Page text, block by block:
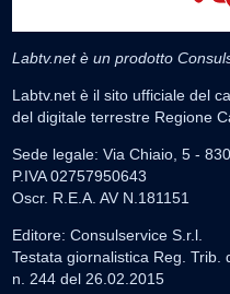
Labtv.net è un prodotto
Labtv.net è il sito ufficiale del
del digitale terrestre Regione
Sede legale: Via Chiaio, 5 -
P.IVA 02757950643
Oscr. R.E.A. AV N.181151
Editore: Consulservice S.r.l.
Testata giornalistica Reg. Trib.
n. 244 del 26.02.2015